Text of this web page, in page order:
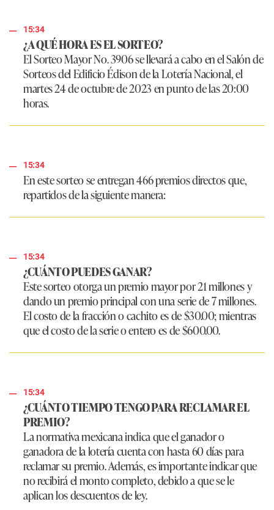
15:34
¿A QUÉ HORA ES EL SORTEO?
El Sorteo Mayor No. 3906 se llevará a cabo en el Salón de
Sorteos del Edificio Édison de la Lotería Nacional, el
martes 24 de octubre de 2023 en punto de las 20:00
horas.
15:34
En este sorteo se entregan 466 premios directos que,
repartidos de la siguiente manera:
15:34
¿CUÁNTO PUEDES GANAR?
Este sorteo otorga un premio mayor por 21 millones y
dando un premio principal con una serie de 7 millones.
El costo de la fracción o cachito es de $30.00; mientras
que el costo de la serie o entero es de $600.00.
15:34
¿CUÁNTO TIEMPO TENGO PARA RECLAMAR EL
PREMIO?
La normativa mexicana indica que el ganador o
ganadora de la lotería cuenta con hasta 60 días para
reclamar su premio. Además, es importante indicar que
no recibirá el monto completo, debido a que se le
aplican los descuentos de ley.